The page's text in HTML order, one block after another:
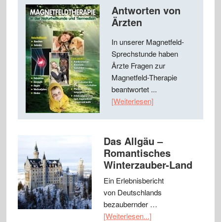
Antworten von
Ärzten
In unserer Magnetfeld-
Sprechstunde haben
Ärzte Fragen zur
Magnetfeld-Therapie
beantwortet ...
[Weiterlesen]
Das Allgäu –
Romantisches
Winterzauber-Land
Ein Erlebnisbericht
von Deutschlands
bezaubernder …
[Weiterlesen...]